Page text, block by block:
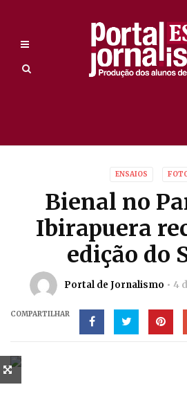
ENSAIOS
Bienal no
Ibirapuera
edição do
Portal de Jornalismo 4
COMPARTILHAR